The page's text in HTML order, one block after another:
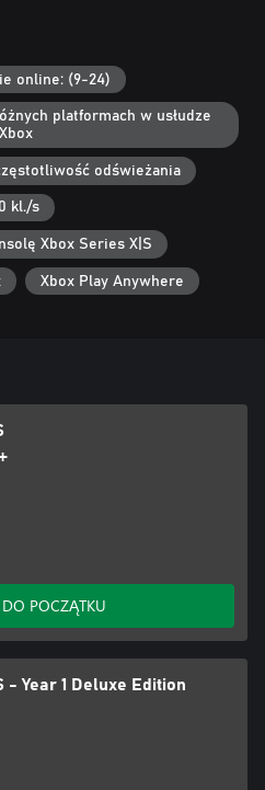
online: (9-24)
platformach w usłudze
Xbox
odświeżania
kl./s
Xbox Series X|S
Xbox Play Anywhere
POCZĄTKU
- Year 1 Deluxe Edition